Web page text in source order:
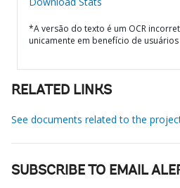
*A versão do texto é um OCR
unicamente em benefício de
RELATED LINKS
See documents related to the
SUBSCRIBE TO EMAIL